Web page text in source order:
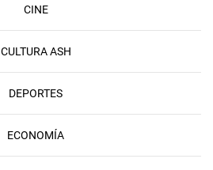
CINE
CULTURA ASH
DEPORTES
ECONOMÍA